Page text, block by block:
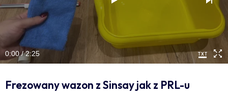
0:00 / 2:25
Frezowany wazon z Sinsay jak z PRL-u